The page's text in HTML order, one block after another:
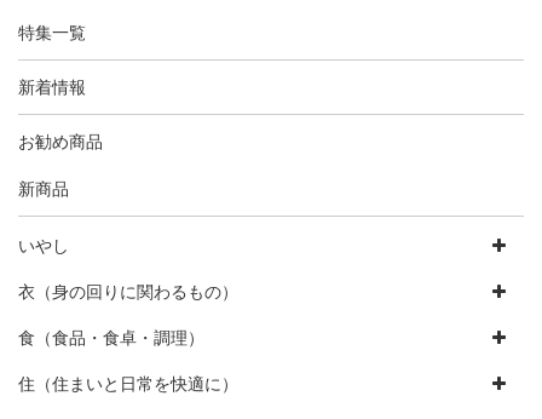
特集一覧
新着情報
お勧め商品
新商品
いやし
衣（身の回りに関わるもの）
食（食品・食卓・調理）
住（住まいと日常を快適に）